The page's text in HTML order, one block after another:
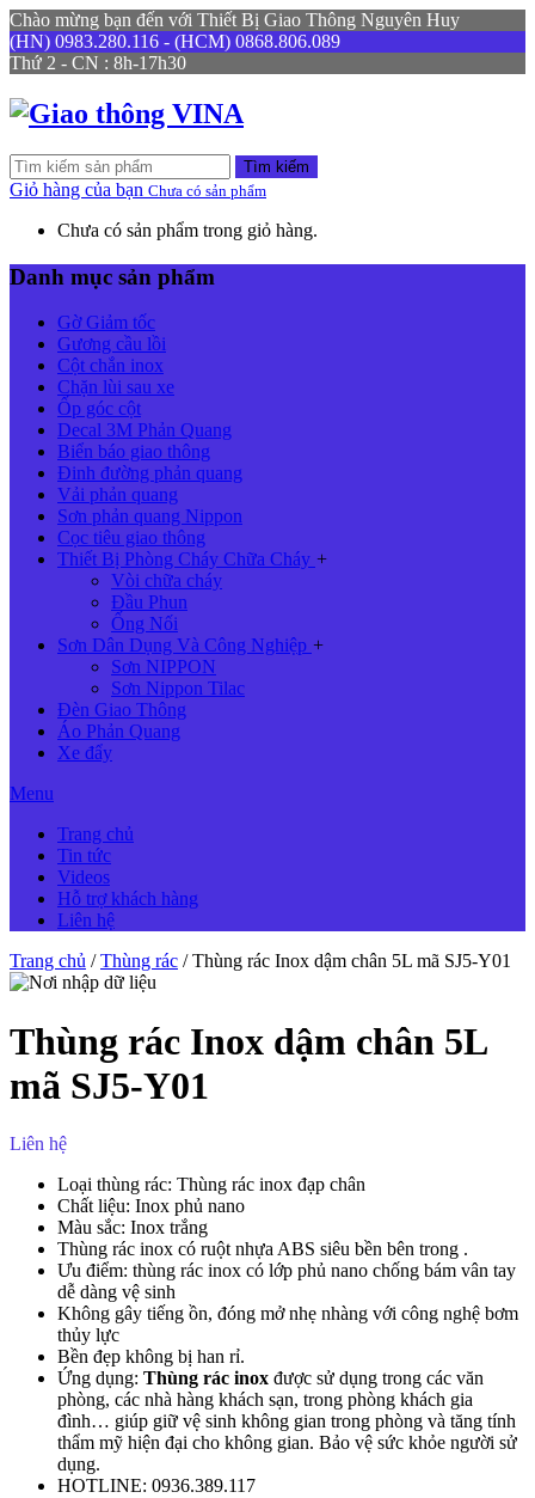
Chào mừng bạn đến với Thiết Bị Giao Thông Nguyên Huy
(HN) 0983.280.116 - (HCM) 0868.806.089
Thứ 2 - CN : 8h-17h30
Tìm kiếm
Giỏ hàng của bạn Chưa có sản phẩm
Chưa có sản phẩm trong giỏ hàng.
Danh mục sản phẩm
Gờ Giảm tốc
Gương cầu lồi
Cột chắn inox
Chặn lùi sau xe
Ốp góc cột
Decal 3M Phản Quang
Biển báo giao thông
Đinh đường phản quang
Vải phản quang
Sơn phản quang Nippon
Cọc tiêu giao thông
Thiết Bị Phòng Cháy Chữa Cháy +
Vòi chữa cháy
Đầu Phun
Ống Nối
Sơn Dân Dụng Và Công Nghiệp +
Sơn NIPPON
Sơn Nippon Tilac
Đèn Giao Thông
Áo Phản Quang
Xe đẩy
Menu
Trang chủ
Tin tức
Videos
Hỗ trợ khách hàng
Liên hệ
Trang chủ /Thùng rác / Thùng rác Inox dậm chân 5L mã SJ5-Y01
Thùng rác Inox dậm chân 5L
mã SJ5-Y01
Liên hệ
Loại thùng rác: Thùng rác inox đạp chân
Chất liệu: Inox phủ nano
Màu sắc: Inox trắng
Thùng rác inox có ruột nhựa ABS siêu bền bên trong .
Ưu điểm: thùng rác inox có lớp phủ nano chống bám vân tay
dễ dàng vệ sinh
Không gây tiếng ồn, đóng mở nhẹ nhàng với công nghệ bơm
thủy lực
Bền đẹp không bị han rỉ.
Ứng dụng: Thùng rác inox được sử dụng trong các văn
phòng, các nhà hàng khách sạn, trong phòng khách gia
đình… giúp giữ vệ sinh không gian trong phòng và tăng tính
thẩm mỹ hiện đại cho không gian. Bảo vệ sức khỏe người sử
dụng.
HOTLINE: 0936.389.117